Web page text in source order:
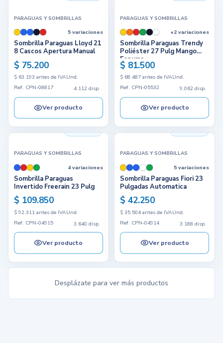
PARAGUAS Y SOMBRILLAS
5 variaciones
Sombrilla Paraguas Lloyd 21
8 Cascos Apertura Manual
$ 75.200
$ 63.193 antes de IVAUnd.
Ref. CPN-08817
4.112 disp.
Ver producto
PARAGUAS Y SOMBRILLAS
+2 variaciones
Sombrilla Paraguas Trendy
Poliéster 27 Pulg Mango
Espuma
$ 81.500
$ 68.487 antes de IVAUnd.
Ref. CPN-05532
9.062 disp.
Ver producto
PARAGUAS Y SOMBRILLAS
4 variaciones
Sombrilla Paraguas
Invertido Freerain 23 Pulg
$ 109.850
$ 92.311 antes de IVAUnd.
Ref. CPN-04915
3.640 disp.
Ver producto
PARAGUAS Y SOMBRILLAS
5 variaciones
Sombrilla Paraguas Fiori 23
Pulgadas Automatica
$ 42.250
$ 35.504 antes de IVAUnd.
Ref. CPN-04914
3.188 disp.
Ver producto
Desplázate para ver más productos